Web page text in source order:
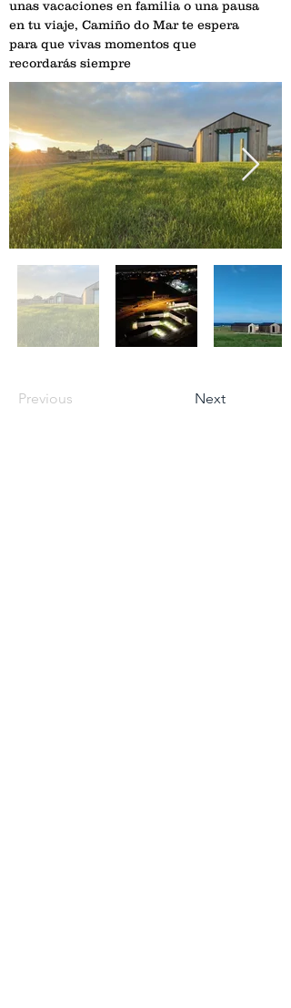
unas vacaciones en familia o una pausa
en tu viaje, Camiño do Mar te espera
para que vivas momentos que
recordarás siempre
Previous Next